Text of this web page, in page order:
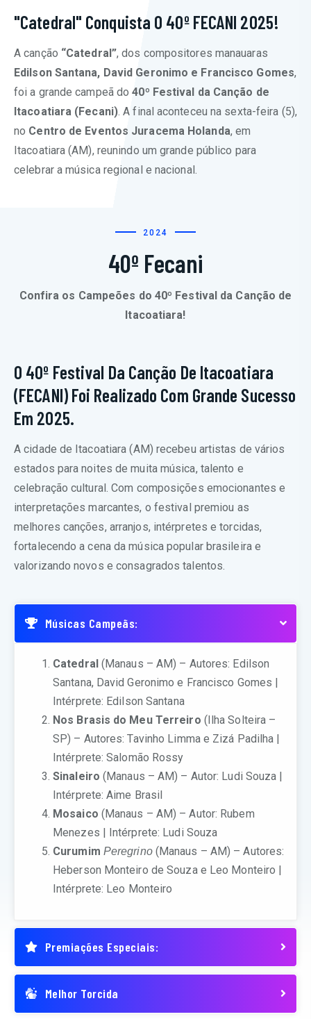
"Catedral" Conquista O 40º FECANI 2025!
A canção “Catedral”, dos compositores manauaras
Edilson Santana, David Geronimo e Francisco Gomes,
foi a grande campeã do40º Festival da Canção de
Itacoatiara (Fecani) . A final aconteceu na sexta-feira (5),
no Centro de Eventos Juracema Holanda, em
Itacoatiara (AM), reunindo um grande público para
celebrar a música regional e nacional.
2024
40º Fecani
Confira os Campeões do 40º Festival da Canção de
Itacoatiara!
Músicas Campeãs:
Catedral (Manaus – AM) – Autores: Edilson
Santana, David Geronimo e Francisco Gomes |
Intérprete: Edilson Santana
Nos Brasis do Meu Terreiro (Ilha Solteira –
SP) – Autores: Tavinho Limma e Zizá Padilha |
Intérprete: Salomão Rossy
Sinaleiro (Manaus – AM) – Autor: Ludi Souza |
Intérprete: Aime Brasil
Mosaico (Manaus – AM) – Autor: Rubem
Menezes | Intérprete: Ludi Souza
Curumim Peregrino(Manaus – AM) – Autores:
Heberson Monteiro de Souza e Leo Monteiro |
Intérprete: Leo Monteiro
Premiações Especiais:
Melhor Torcida
O 40º Festival Da Canção De Itacoatiara
(FECANI) Foi Realizado Com Grande Sucesso
Em 2025.
A cidade de Itacoatiara (AM) recebeu artistas de vários
estados para noites de muita música, talento e
celebração cultural. Com composições emocionantes e
interpretações marcantes, o festival premiou as
melhores canções, arranjos, intérpretes e torcidas,
fortalecendo a cena da música popular brasileira e
valorizando novos e consagrados talentos.